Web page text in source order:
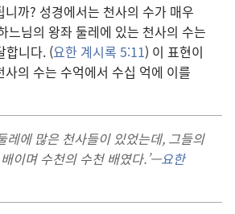
까? 성경에서는 천사의 수가 매우
느님의 왕좌 둘레에 있는 천사의 수는
합니다. (요한 계시록 5:11) 이 표현이
의 수는 수억에서 수십 억에 이를
레에 많은 천사들이 있었는데, 그들의
이며 수천의 수천 배였다.’—요한